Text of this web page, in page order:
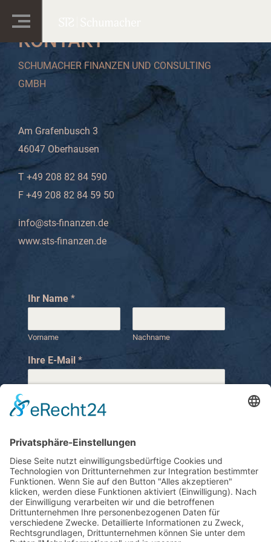
KONTAKT
SCHUMACHER FINANZEN UND CONSULTING
GMBH
Am Grafenbusch 3
46047 Oberhausen
T +49 208 82 84 590
F +49 208 82 84 59 50
info@sts-finanzen.de
www.sts-finanzen.de
Ihr Name *
Vorname Nachname
Ihre E-Mail *
Ihre Telefonnummer
h
r
e
I
h
r
N
Ihre Nachricht*